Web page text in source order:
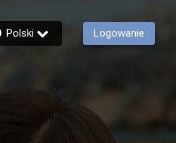
Polski Logowanie